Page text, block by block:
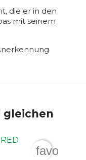
die er in den
mit seinem
gleichen